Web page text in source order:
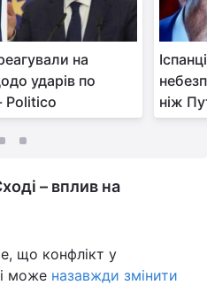
на
ударів по
Politico
ніж
– вплив на
що конфлікт у
може назавжди змінити